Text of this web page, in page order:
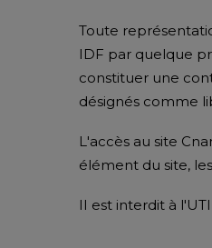
Toute
IDF par quelque
constituer une
désignés comme
L'accès au site
élément du site,
II est interdit à